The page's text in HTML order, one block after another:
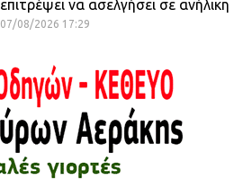
επιτρέψει να ασελγήσει σε ανήλικη
07/08/2026 17:29